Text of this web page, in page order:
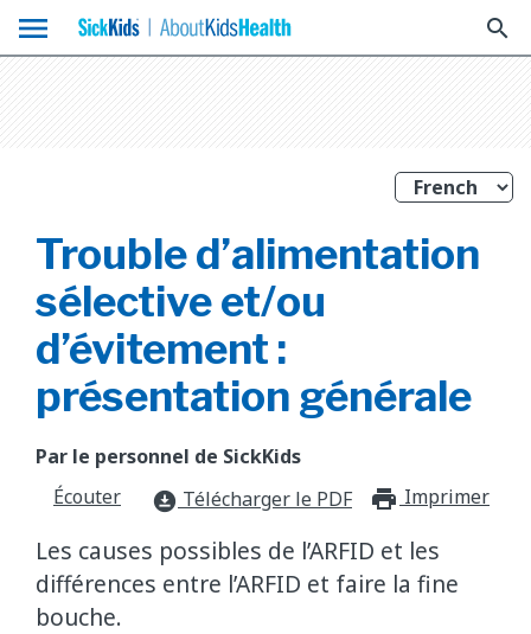
menu search
Trouble d’alimentation
sélective et/ou
d’évitement :
présentation générale
Par le personnel de SickKids
Écouter
download_for_offline Télécharger le PDF Imprimer
Les causes possibles de l’ARFID et les
différences entre l’ARFID et faire la fine
bouche.